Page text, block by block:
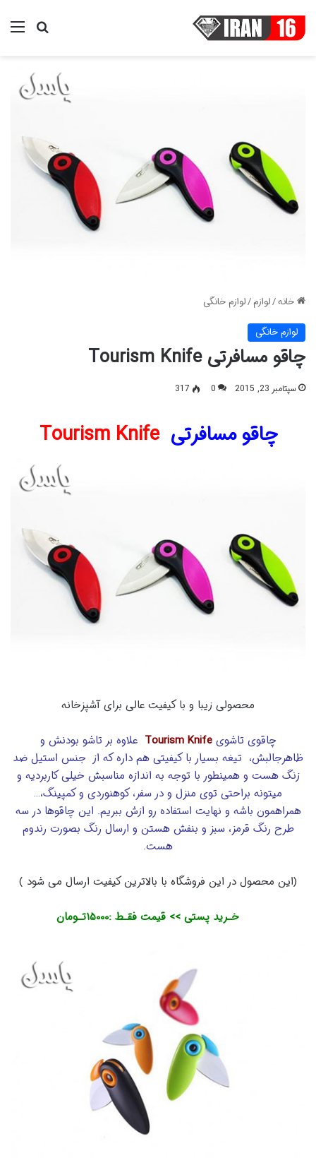
خانه/لوازم/لوازم خانگی
لوازم خانگی
چاقو مسافرتی Tourism Knife
سپتامبر 23, 2015 0
317
چاقو مسافرتیTourism Knife
محصولی زیبا و با کیفیت عالی برای آشپزخانه
چاقوی تاشویTourism Knife علاوه بر تاشو بودنش و
ظاهرجالبش، تیغه بسیار با کیفیتی هم داره که از جنس استیل ضد
زنگ هست و همینطور با توجه به اندازه مناسبش خیلی کاربردیه و
میتونه براحتی توی منزل و در سفر، کوهنوردی و کمپینگ،…
همراهمون باشه و نهایت استفاده رو ازش ببریم. این چاقوها در سه
طرح رنگ قرمز، سبز و بنفش هستن و ارسال رنگ بصورت رندوم
هست.
(این محصول در این فروشگاه با بالاترین کیفیت ارسال می شود )
خـرید پستی >> قیمت فقـط :۱۵۰۰۰تـومان